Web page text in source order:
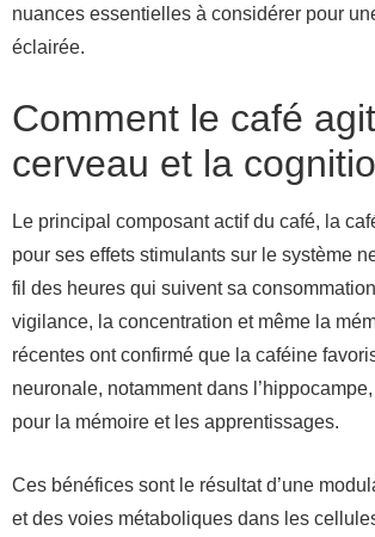
nuances essentielles à considérer pour
éclairée.
Comment le café
cerveau et la
Le principal composant actif du café, la
pour ses effets stimulants sur le système
fil des heures qui suivent sa
vigilance, la concentration et même la
récentes ont confirmé que la caféine
neuronale, notamment dans
pour la mémoire et les apprentissages.
Ces bénéfices sont le résultat d’une
et des voies métaboliques dans les